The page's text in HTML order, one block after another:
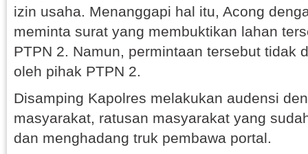
izin usaha. Menanggapi hal itu, Acong
meminta surat yang membuktikan lahan
PTPN 2. Namun, permintaan tersebut tidak
oleh pihak PTPN 2.
Disamping Kapolres melakukan audensi
masyarakat, ratusan masyarakat yang
dan menghadang truk pembawa portal.